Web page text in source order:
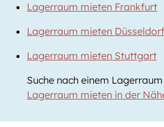
Lagerraum mieten Frankfurt
Lagerraum mieten Düsseldorf
Lagerraum mieten Stuttgart
Suche nach einem
Lagerraum mieten in der